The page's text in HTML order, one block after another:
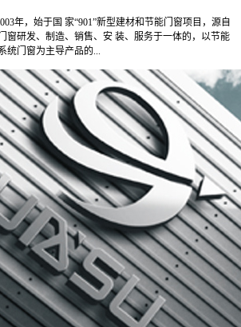
年，始于国 家“901”新型建材和节能门窗项目，源自
窗研发、制造、销售、安 装、服务于一体的，以节能
统门窗为主导产品的...